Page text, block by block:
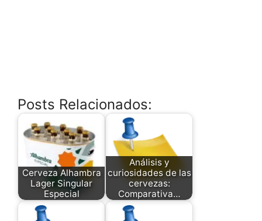
Posts Relacionados:
Cerveza Alhambra
Lager Singular
Especial
Análisis y
curiosidades de las
cervezas:
Comparativa…